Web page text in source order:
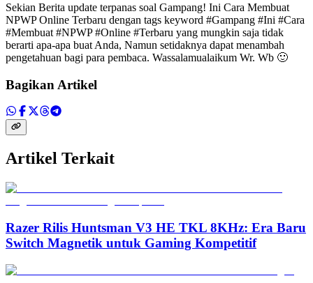
Sekian Berita update terpanas soal Gampang! Ini Cara Membuat
NPWP Online Terbaru dengan tags keyword #Gampang #Ini #Cara
#Membuat #NPWP #Online #Terbaru yang mungkin saja tidak
berarti apa-apa buat Anda, Namun setidaknya dapat menambah
pengetahuan bagi para pembaca. Wassalamualaikum Wr. Wb 🙂
Bagikan Artikel
Artikel Terkait
Razer Rilis Huntsman V3 HE TKL 8KHz: Era Baru
Switch Magnetik untuk Gaming Kompetitif